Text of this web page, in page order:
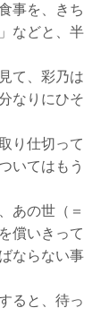
事を、きち
などと、半
て、彩乃は
なりにひそ
り仕切って
いてはもう
あの世（＝
償いきって
ならない事
ると、待っ